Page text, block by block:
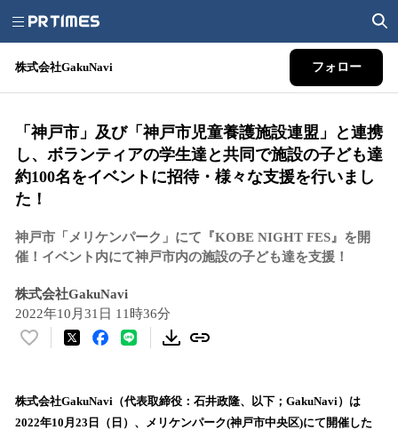
株式会社GakuNavi フォロー
「神戸市」及び「神戸市児童養護施設連盟」と連携
し、ボランティアの学生達と共同で施設の子ども達
約100名をイベントに招待・様々な支援を行いまし
た！
神戸市「メリケンパーク」にて『KOBE NIGHT FES』を開
催！イベント内にて神戸市内の施設の子ども達を支援！
株式会社GakuNavi
2022年10月31日 11時36分
い
！
数
株式会社GakuNavi（代表取締役：石井政隆、以下；GakuNavi）は
2022年10月23日（日）、メリケンパーク(神戸市中央区)にて開催した